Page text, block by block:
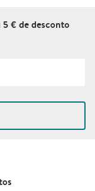
€ de desconto